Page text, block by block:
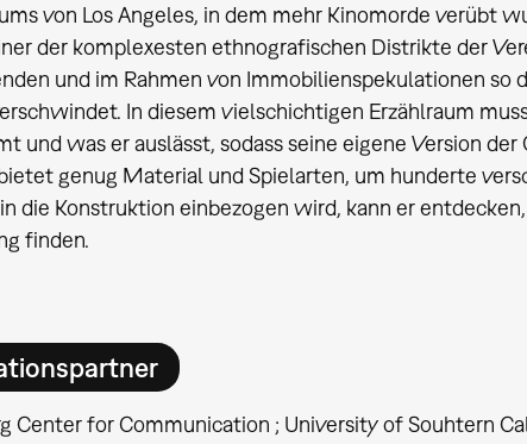
von Los Angeles, in dem mehr Kinomorde verübt
der komplexesten ethnografischen Distrikte der
und im Rahmen von Immobilienspekulationen so
In diesem vielschichtigen Erzählraum
und was er auslässt, sodass seine eigene Version
genug Material und Spielarten, um hunderte
die Konstruktion einbezogen wird, kann er
finden.
Center for Communication ; University of Souhtern